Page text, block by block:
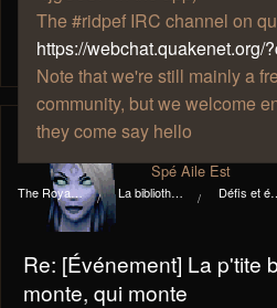
The #ridpef IRC channel on
https://webchat.quakenet.org/
Note that we're still mainly a
community, but we welcome
they come say hello
The Royal I.d.P. Essploring Fundation La bibliothèque du manoir Von Mortekaï Défis
"Grand hermite"
Spé Aile Est
Re: [Événement] La p'tite
monte, qui monte